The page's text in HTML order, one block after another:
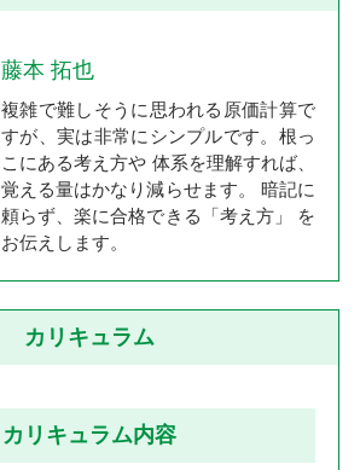
藤本 拓也
複雑で難しそうに思われる原価計算で
すが、実は非常にシンプルです。根っ
こにある考え方や 体系を理解すれば、
覚える量はかなり減らせます。 暗記に
頼らず、楽に合格できる「考え方」 を
お伝えします。
カリキュラム
カリキュラム内容